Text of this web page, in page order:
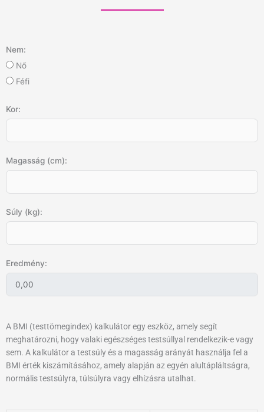
Nem:
Nő
Féfi
Kor:
Magasság (cm):
Súly (kg):
Eredmény:
A BMI (testtömegindex) kalkulátor egy eszköz, amely segít
meghatározni, hogy valaki egészséges testsúllyal rendelkezik-e vagy
sem. A kalkulátor a testsúly és a magasság arányát használja fel a
BMI érték kiszámításához, amely alapján az egyén alultápláltságra,
normális testsúlyra, túlsúlyra vagy elhízásra utalhat.